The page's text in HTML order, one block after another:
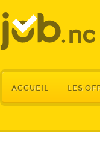
ACCUEIL LES